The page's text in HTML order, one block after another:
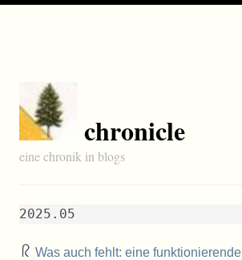
chronicle
eine chronik in blogs
2025.05
Was auch fehlt: eine funktionierende